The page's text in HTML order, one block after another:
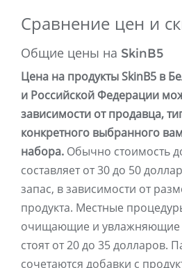
Сравнение цен и
Общие цены на SkinB5
Цена на продукты SkinB5 в
и Российской Федерации
зависимости от продавца,
конкретного выбранного
набора. Обычно стоимость
составляет от 30 до 50
запас, в зависимости от
продукта. Местные
очищающие и увлажняющие
стоят от 20 до 35 долларов.
сочетаются добавки с